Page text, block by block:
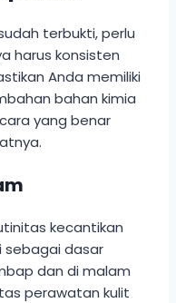
terbukti, perlu
harus konsisten
Anda memiliki
bahan kimia
yang benar
kecantikan
sebagai dasar
dan di malam
perawatan kulit